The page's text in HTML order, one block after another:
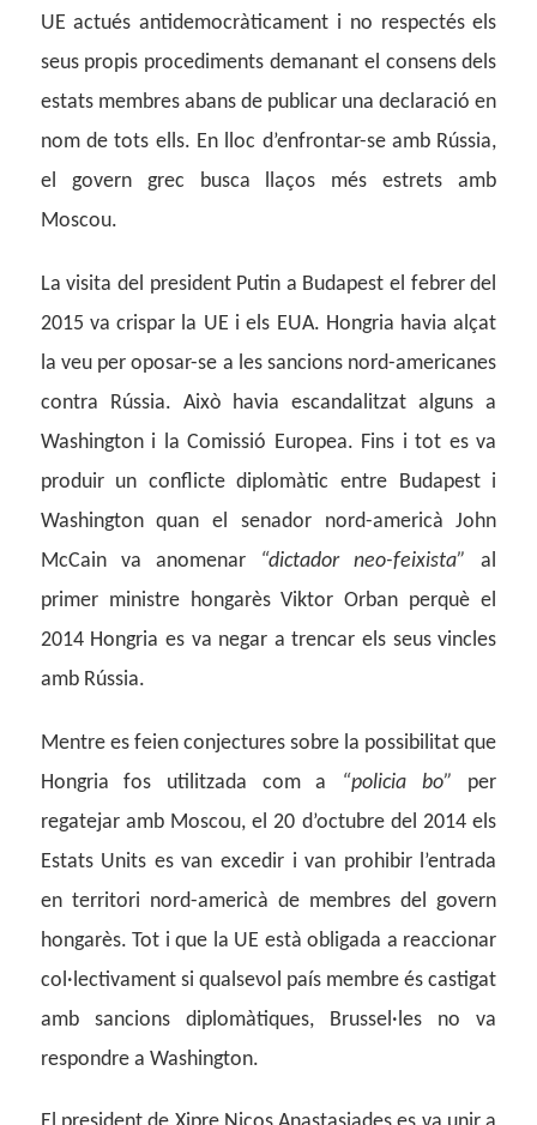
UE actués antidemocràticament i no respectés els
seus propis procediments demanant el consens dels
estats membres abans de publicar una declaració en
nom de tots ells. En lloc d’enfrontar-se amb Rússia,
el govern grec busca llaços més estrets amb
Moscou.
La visita del president Putin a Budapest el febrer del
2015 va crispar la UE i els EUA. Hongria havia alçat
la veu per oposar-se a les sancions nord-americanes
contra Rússia. Això havia escandalitzat alguns a
Washington i la Comissió Europea. Fins i tot es va
produir un conflicte diplomàtic entre Budapest i
Washington quan el senador nord-americà John
McCain va anomenar
“dictador neo-feixista”
al
primer ministre hongarès Viktor Orban perquè el
2014 Hongria es va negar a trencar els seus vincles
amb Rússia.
Mentre es feien conjectures sobre la possibilitat que
Hongria fos utilitzada com a
“policia bo” per
regatejar amb Moscou, el 20 d’octubre del 2014 els
Estats Units es van excedir i van prohibir l’entrada
en territori nord-americà de membres del govern
hongarès. Tot i que la UE està obligada a reaccionar
col·lectivament si qualsevol país membre és castigat
amb sancions diplomàtiques, Brussel·les no va
respondre a Washington.